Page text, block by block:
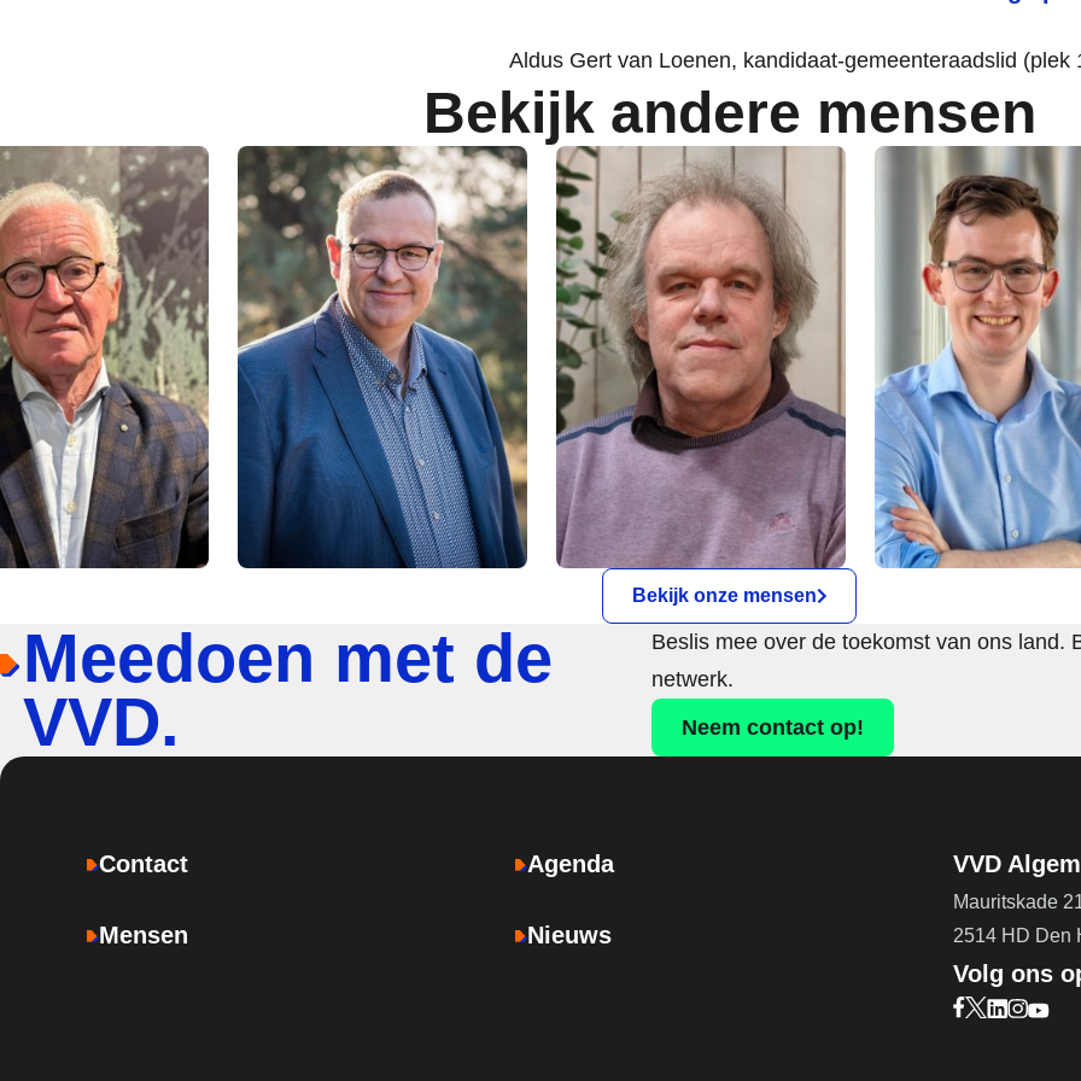
Aldus Gert van Loenen, kandidaat-gemeenteraadslid (plek
Bekijk andere mensen
Bekijk onze mensen
Meedoen met de
VVD.
Beslis mee over de toekomst van ons land.
netwerk.
Neem contact op!
Contact
Mensen
Agenda
Nieuws
VVD
Mauritskade
2514 HD Den
Volg ons
Bezoek onze
Bezoek
Bezoek
Bezoek